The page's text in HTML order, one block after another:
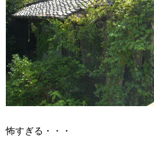
怖すぎる・・・